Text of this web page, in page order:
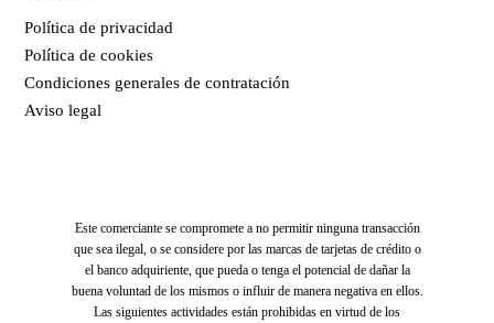
Política de privacidad
Política de cookies
Condiciones generales de contratación
Aviso legal
Este comerciante se compromete a no permitir ninguna transacción
que sea ilegal, o se considere por las marcas de tarjetas de crédito o
el banco adquiriente, que pueda o tenga el potencial de dañar la
buena voluntad de los mismos o influir de manera negativa en ellos.
Las siguientes actividades están prohibidas en virtud de los